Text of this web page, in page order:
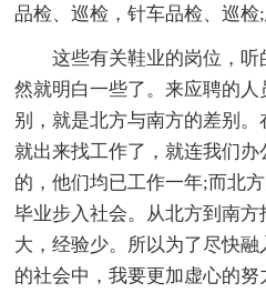
品检、巡检，针车品检、巡检
这些有关鞋业的岗位，听
然就明白一些了。来应聘的
别，就是北方与南方的差别
就出来找工作了，就连我们
的，他们均已工作一年;而北
毕业步入社会。从北方到南
大，经验少。所以为了尽快
的社会中，我要更加虚心的努